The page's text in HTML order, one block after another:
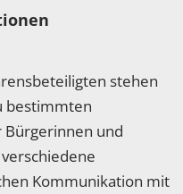
stehen
bestimmten
Bürgerinnen und
Kommunikation mit